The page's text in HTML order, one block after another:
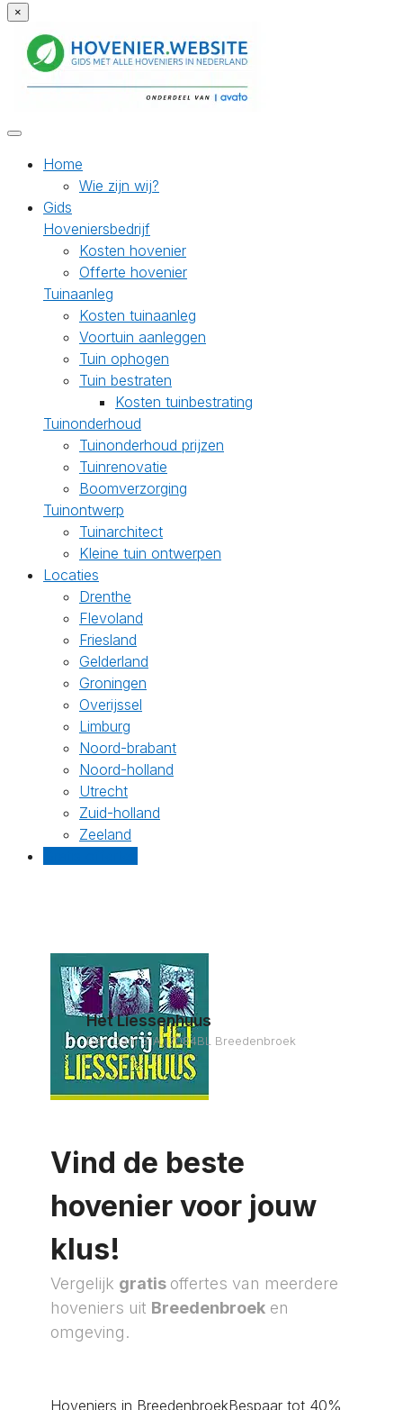
×
Home
Wie zijn wij?
Gids
Hoveniersbedrijf
Kosten hovenier
Offerte hovenier
Tuinaanleg
Kosten tuinaanleg
Voortuin aanleggen
Tuin ophogen
Tuin bestraten
Kosten tuinbestrating
Tuinonderhoud
Tuinonderhoud prijzen
Tuinrenovatie
Boomverzorging
Tuinontwerp
Tuinarchitect
Kleine tuin ontwerpen
Locaties
Drenthe
Flevoland
Friesland
Gelderland
Groningen
Overijssel
Limburg
Noord-brabant
Noord-holland
Utrecht
Zuid-holland
Zeeland
Het Liessenhuus
Den Dam 31A, 7084BL Breedenbroek
Vind de beste
hovenier voor jouw
klus!
Vergelijk gratis offertes van meerdere
hoveniers uit Breedenbroek en
omgeving.
Hoveniers in BreedenbroekBespaar tot 40%